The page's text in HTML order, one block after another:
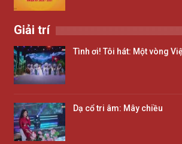
Giải trí
Tình ơi! Tôi hát: Một vòng
Dạ cổ tri âm: Mây chiều